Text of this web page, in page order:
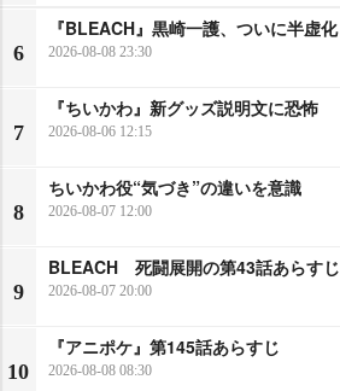
6
『BLEACH』黒崎一護、ついに半虚化
2026-08-08 23:30
7
『ちいかわ』新グッズ説明文に恐怖
2026-08-06 12:15
8
ちいかわ役“気づき”の違いを意識
2026-08-07 12:00
9
BLEACH 死闘展開の第43話あらすじ
2026-08-07 20:00
10
『アニポケ』第145話あらすじ
2026-08-08 08:30